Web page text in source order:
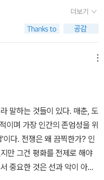
등장하는 무스타파 할아버지
’로 불리
피의 악순환을 계속하고 있
분단 이후 오늘까지 사실상
있다. 아마 인류 역사에서 전
지 않을 것이다. 그러므로 이
살아가는 일”에 대해, “빼앗을
기하는 것은 의미심장하다.
비극이니 말이다. 『그 꿈
음이 짠했다. 그러나 그들을
럽기도 했다. 편의점에서 알
점으로 전력질주하는 다른 여
실 가는 척을 했었다. 그리고
남자에게 잡혀 처참히 죽음
죄겠는가. 근처의 경찰이 좀
생과 주변 사람들의 안전을
전쟁과 같이 팍팍한 삶을 사는
생각이 들어 착잡했다. 마치
실히 좀비 영화를 보고 이야
되는 게 가장 편해'라고 나에
책감을 느껴 다시 이라크로
의 구성원들은 저마다의 삶을
. 한번도 운동화를 신어보지
버렸습니다. 전쟁의 피해 당
참여한 마이클 일병은 초등
다. 자신이 떠나온 나라만큼
명을 갖고 말입니다.이 전쟁
던 거지요.그들의 정치가들
정의롭다고 생각했으니까
.전쟁을 지켜보는 이웃 나라
기입니다. 우리도 그랬으니
지내었으나, 내전으로 치닫
상에 대한 무력감은 글을 쓰
칠년, 한옥 짓는 일을 배우는
문 복원공사와 석가탑 해체보
서 일들을 배운 뒤, 지금은 문
. 1973년 서울에서 태어났고,
친개』 같은 동화를 썼다. 김종
은 채 그림만 그릴 수 있다면
정의 끝에 닿고자 하며, 붓을
. 가난하고 굶주리고 눈물겨운
위를 걸어야만 비로소 자유
지켜보는 일은 조마조마하
더보기
말하는 것들이 있다. 매춘, 도
이며 가장 인간의 존엄성을 위
가? 인
만 그건 평화를 전제로 해야
중요한 것은 선과 악이 아니